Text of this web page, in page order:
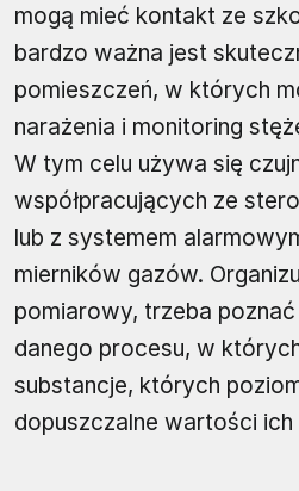
mogą mieć kontakt ze
bardzo ważna jest
pomieszczeń, w których
narażenia i monitoring
W tym celu używa się
współpracujących ze
lub z systemem
mierników gazów.
pomiarowy, trzeba
danego procesu, w
substancje, których
dopuszczalne wartości ich